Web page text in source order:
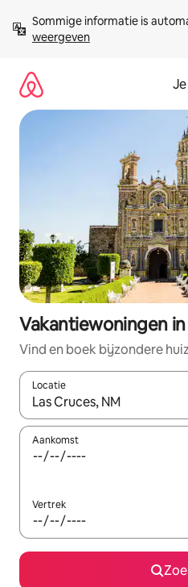
direct
naar
Sommige informatie is
weergeven
Vakantiewoningen in
Vind en boek bijzondere
Locatie
Wanneer er suggesties
Aankomst
Vertrek